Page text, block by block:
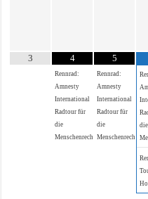
3 4
Rennrad:
Amnesty
International
Radtour für
die
Menschenrechte
5
Rennrad:
Amnesty
International
Radtour für
die
Menschenrechte
die